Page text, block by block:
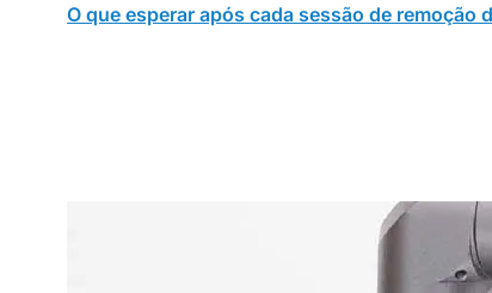
O que esperar após cada sessão de remoção